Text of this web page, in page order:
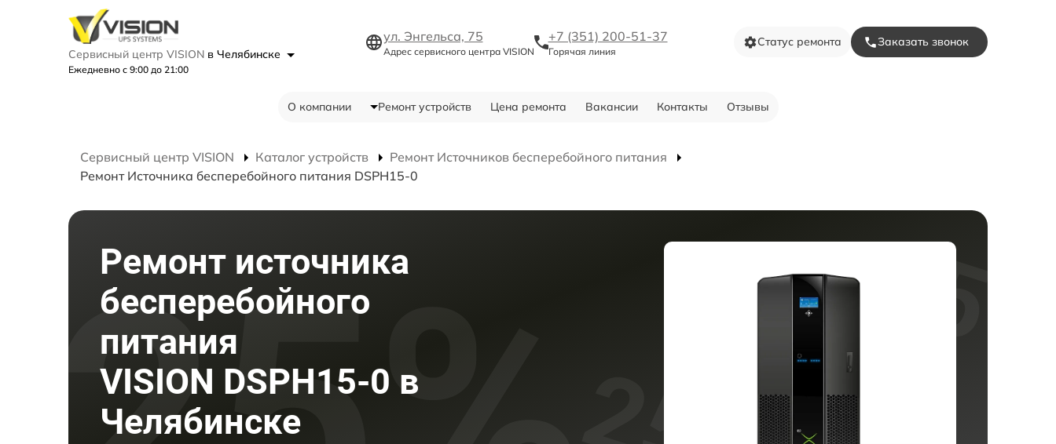
Сервисный центр VISION в Челябинске
Ежедневно с 9:00 до 21:00
ул. Энгельса, 75
Адрес сервисного центра VISION
+7 (351) 200-51-37
Горячая линия
Статус ремонта Заказать звонок
О компании Ремонт устройств Цена ремонта Вакансии Контакты Отзывы
Сервисный центр VISION Каталог устройств
Ремонт Источников бесперебойного питания
Ремонт Источника бесперебойного питания DSPH15-0
Ремонт источника
бесперебойного
питания
VISION DSPH15-0 в
Челябинске